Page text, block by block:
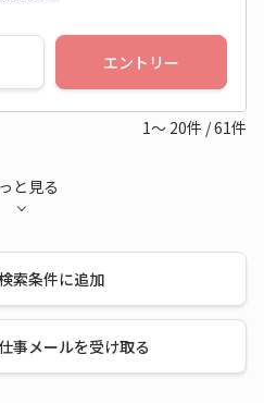
エントリー
1～ 20件 /61件
と見る
索条件に追加
事メールを受け取る